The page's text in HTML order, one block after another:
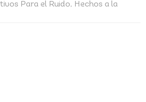
Para el Ruido, Hechos a la